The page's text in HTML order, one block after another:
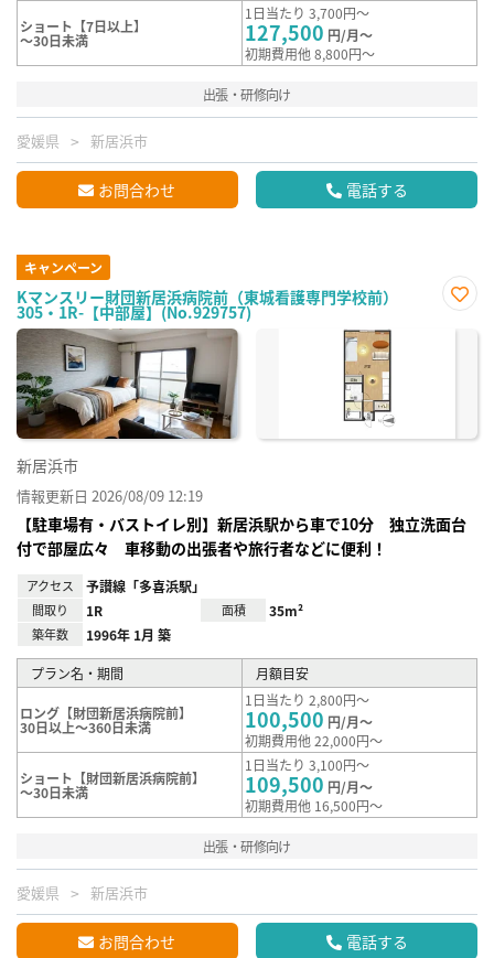
ショート【7日以上】
～30日未満
1日当たり 3,700円～
127,500 円/月～
初期費用他 8,800円～
出張・研修向け
愛媛県 新居浜市
お問合わせ 電話する
キャンペーン
Kマンスリー財団新居浜病院前（東城看護専門学校前）
305・1R-【中部屋】(No.929757)
に入
新居浜市
情報更新日 2026/08/09 12:19
【駐車場有・バストイレ別】新居浜駅から車で10分 独立洗面台
付で部屋広々 車移動の出張者や旅行者などに便利！
アクセス 予讃線「多喜浜駅」
間取り 1R 面積 35m²
築年数 1996年 1月 築
プラン名・期間 月額目安
ロング【財団新居浜病院前】
30日以上～360日未満
1日当たり 2,800円～
100,500 円/月～
初期費用他 22,000円～
ショート【財団新居浜病院前】
～30日未満
1日当たり 3,100円～
109,500 円/月～
初期費用他 16,500円～
出張・研修向け
愛媛県 新居浜市
お問合わせ 電話する